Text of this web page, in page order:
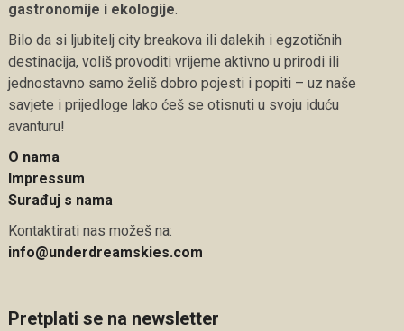
gastronomije i ekologije.
Bilo da si ljubitelj city breakova ili dalekih i egzotičnih
destinacija, voliš provoditi vrijeme aktivno u prirodi ili
jednostavno samo želiš dobro pojesti i popiti – uz naše
savjete i prijedloge lako ćeš se otisnuti u svoju iduću
avanturu!
O nama
Impressum
Surađuj s nama
Kontaktirati nas možeš na:
info@underdreamskies.com
Pretplati se na newsletter